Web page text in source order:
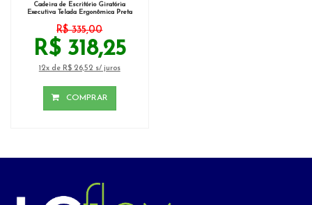
Cadeira de Escritório Giratória
Executiva Telada Ergonômica Preta
R$ 335,00
R$ 318,25
12x de R$ 26,52 s/ juros
COMPRAR